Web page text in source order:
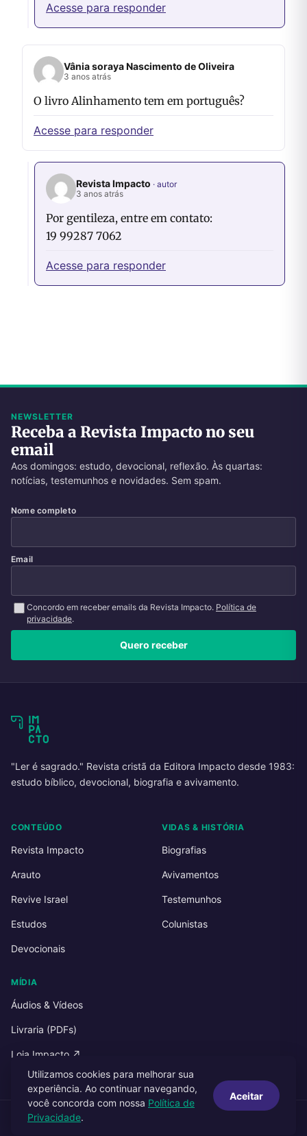
Acesse para responder
Vânia soraya Nascimento de Oliveira
3 anos atrás
O livro Alinhamento tem em português?
Acesse para responder
Revista Impacto
3 anos atrás
Por gentileza, entre em contato:
19 99287 7062
Acesse para responder
NEWSLETTER
Receba a Revista Impacto no seu
email
Aos domingos: estudo, devocional, reflexão. Às quartas:
notícias, testemunhos e novidades. Sem spam.
Nome completo
Email
Concordo em receber emails da Revista Impacto. Política de
privacidade.
Quero receber
"Ler é sagrado." Revista cristã da Editora Impacto desde 1983:
estudo bíblico, devocional, biografia e avivamento.
CONTEÚDO
Revista Impacto
Arauto
Revive Israel
Estudos
Devocionais
VIDAS & HISTÓRIA
Biografias
Avivamentos
Testemunhos
Colunistas
MÍDIA
Áudios & Vídeos
Livraria (PDFs)
Loja Impacto ↗
© 2026 Impacto Publicações. Todos os direitos reservados.
Utilizamos cookies para melhorar sua
experiência. Ao continuar navegando,
você concorda com nossa Política de
Privacidade.
Aceitar